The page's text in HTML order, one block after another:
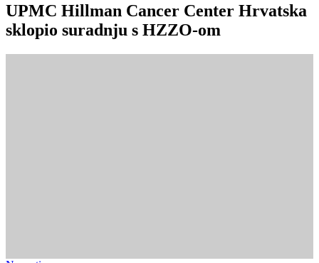
UPMC Hillman Cancer Center Hrvatska
sklopio suradnju s HZZO-om